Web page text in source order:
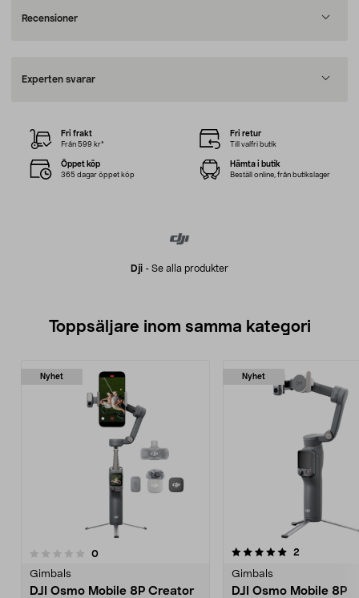
Recensioner
Experten svarar
Dji - Se alla produkter
Fri frakt
Från 599 kr*
Fri retur
Till valfri butik
Öppet köp
365 dagar öppet köp
Hämta i butik
Beställ online, från butikslager
Toppsäljare inom samma kategori
Nyhet
0recensioner
Gimbals
DJI Osmo Mobile 8P Creator
Nyhet
5.0 av 5 stjärnor 2
Gimbals
DJI Osmo Mobile 8P
0.0 av 5 stjärnor